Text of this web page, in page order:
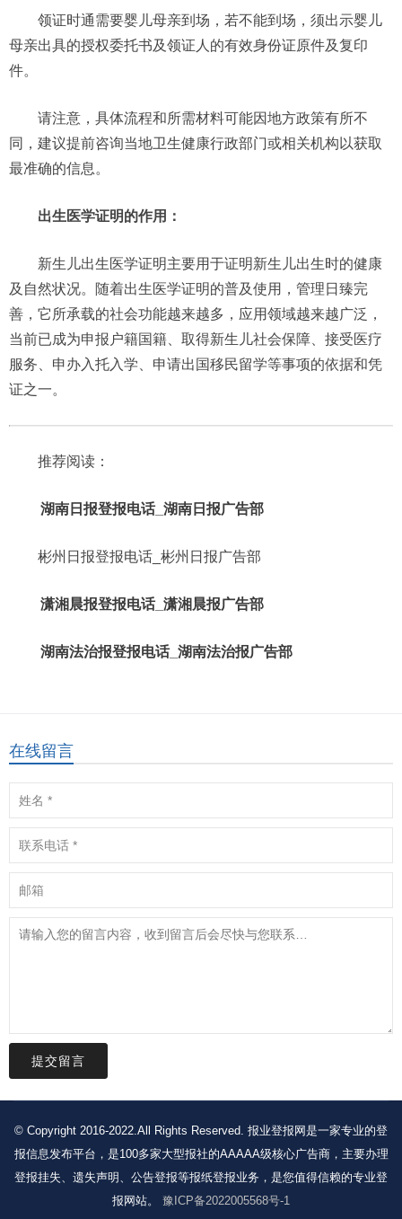
领证时通需要婴儿母亲到场，若不能到场，须出示婴儿
母亲出具的授权委托书及领证人的有效身份证原件及复印
件。
请注意，具体流程和所需材料可能因地方政策有所不
同，建议提前咨询当地卫生健康行政部门或相关机构以获取
最准确的信息。
出生医学证明的作用：
新生儿出生医学证明主要用于证明新生儿出生时的健康
及自然状况。随着出生医学证明的普及使用，管理日臻完
善，它所承载的社会功能越来越多，应用领域越来越广泛，
当前已成为申报户籍国籍、取得新生儿社会保障、接受医疗
服务、申办入托入学、申请出国移民留学等事项的依据和凭
证之一。
推荐阅读：
湖南日报登报电话_湖南日报广告部
彬州日报登报电话_彬州日报广告部
潇湘晨报登报电话_潇湘晨报广告部
湖南法治报登报电话_湖南法治报广告部
在线留言
提交留言
© Copyright 2016-2022.All Rights Reserved. 报业登报网是一家专业的登
报信息发布平台，是100多家大型报社的AAAAA级核心广告商，主要办理
登报挂失、遗失声明、公告登报等报纸登报业务，是您值得信赖的专业登
报网站。 豫ICP备2022005568号-1